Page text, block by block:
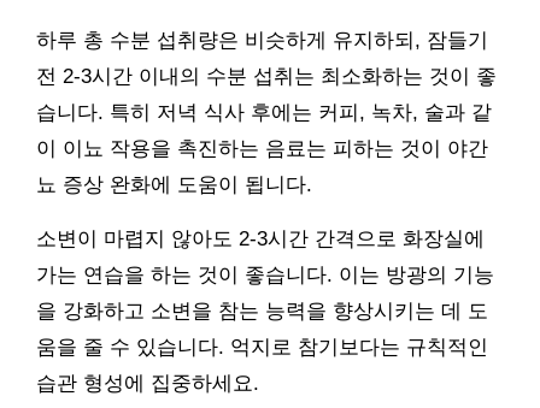
하루 총 수분 섭취량은 비슷하게 유지하되, 잠들기
전 2-3시간 이내의 수분 섭취는 최소화하는 것이 좋
습니다. 특히 저녁 식사 후에는 커피, 녹차, 술과 같
이 이뇨 작용을 촉진하는 음료는 피하는 것이 야간
뇨 증상 완화에 도움이 됩니다.
소변이 마렵지 않아도 2-3시간 간격으로 화장실에
가는 연습을 하는 것이 좋습니다. 이는 방광의 기능
을 강화하고 소변을 참는 능력을 향상시키는 데 도
움을 줄 수 있습니다. 억지로 참기보다는 규칙적인
습관 형성에 집중하세요.